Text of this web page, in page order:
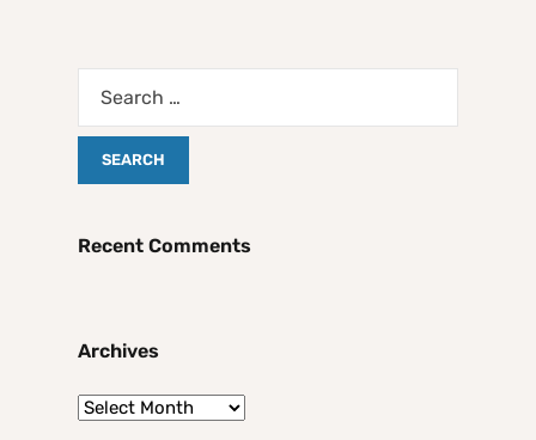
Recent Comments
Archives